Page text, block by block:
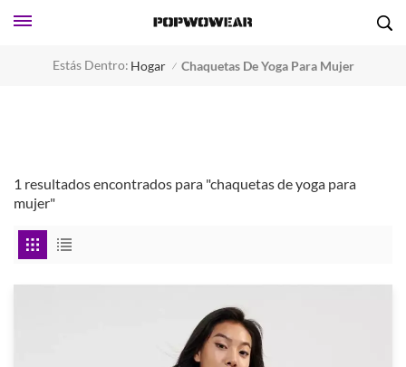
Estás Dentro: Hogar / Chaquetas De Yoga Para Mujer
1 resultados encontrados para "chaquetas de yoga para
mujer"